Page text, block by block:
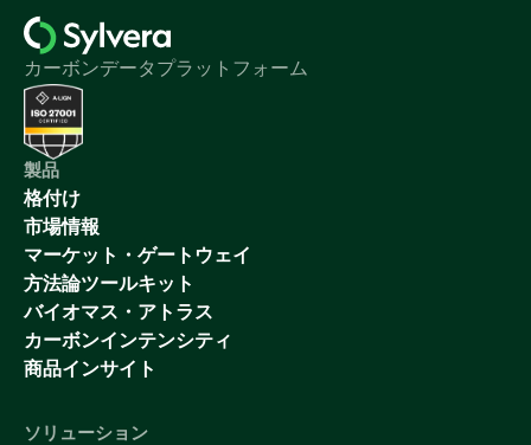
カーボンデータプラットフォーム
製品
格付け
市場情報
マーケット・ゲートウェイ
方法論ツールキット
バイオマス・アトラス
カーボンインテンシティ
商品インサイト
ソリューション